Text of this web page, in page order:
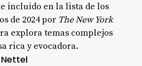
incluido en la lista de los
de 2024 por The New York
explora temas complejos
rica y evocadora.